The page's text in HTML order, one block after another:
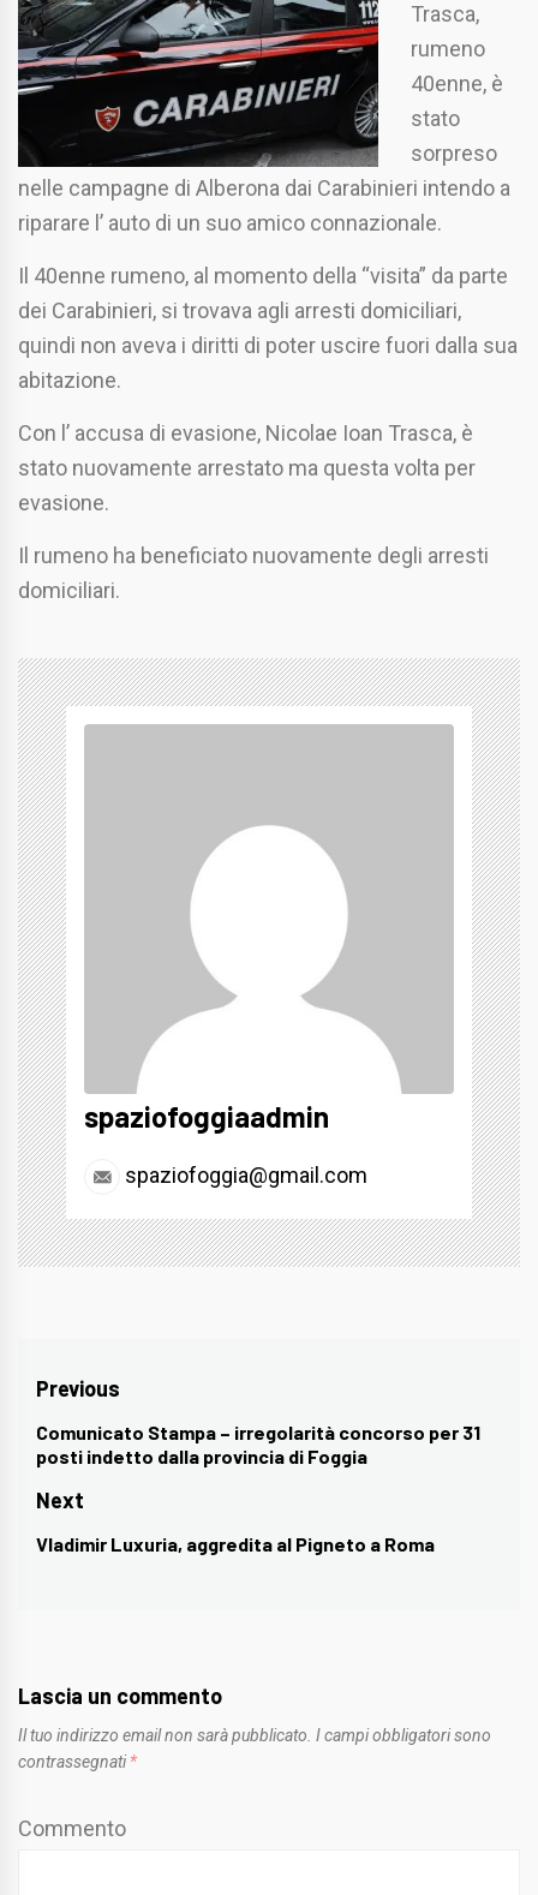
Trasca,
rumeno
40enne, è
stato
sorpreso
nelle campagne di Alberona dai Carabinieri intendo a
riparare l’ auto di un suo amico connazionale.
Il 40enne rumeno, al momento della “visita” da parte
dei Carabinieri, si trovava agli arresti domiciliari,
quindi non aveva i diritti di poter uscire fuori dalla sua
abitazione.
Con l’ accusa di evasione, Nicolae Ioan Trasca, è
stato nuovamente arrestato ma questa volta per
evasione.
Il rumeno ha beneficiato nuovamente degli arresti
domiciliari.
spaziofoggiaadmin
spaziofoggia@gmail.com
Navigazione
articoli
Previous
Previous
post:
Comunicato Stampa – irregolarità concorso per 31
posti indetto dalla provincia di Foggia
Next
Next
Vladimir Luxuria, aggredita al Pigneto a Roma
Lascia un commento
Il tuo indirizzo email non sarà pubblicato. I campi obbligatori sono
contrassegnati *
Commento